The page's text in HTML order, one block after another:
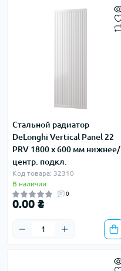
Стальной радиатор
DeLonghi Vertical Panel 22
PRV 1800 x 600 мм нижнее/
центр. подкл.
Код товара: 32310
В наличии
0
0.00 ₴